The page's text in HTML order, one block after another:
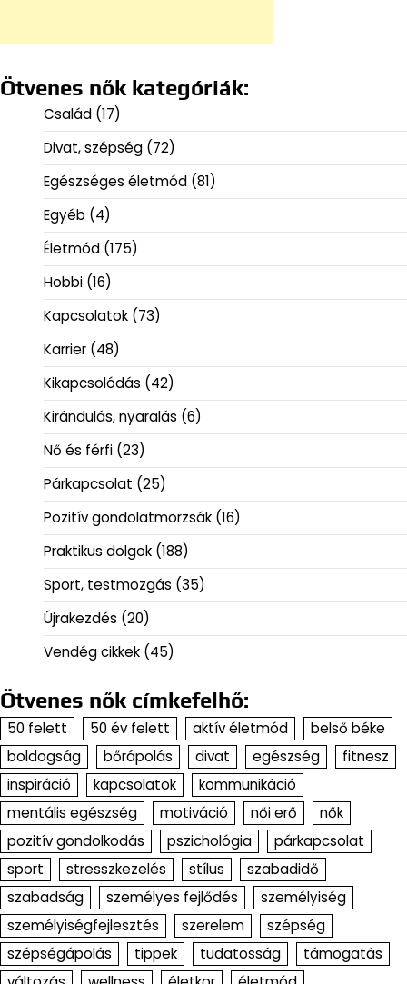
Ötvenes nők kategóriák:
Család (17)
Divat, szépség (72)
Egészséges életmód (81)
Egyéb (4)
Életmód (175)
Hobbi (16)
Kapcsolatok (73)
Karrier (48)
Kikapcsolódás (42)
Kirándulás, nyaralás (6)
Nő és férfi (23)
Párkapcsolat (25)
Pozitív gondolatmorzsák (16)
Praktikus dolgok (188)
Sport, testmozgás (35)
Újrakezdés (20)
Vendég cikkek (45)
Ötvenes nők címkefelhő:
50 felett 50 év felett aktív életmód
belső béke
boldogság
bőrápolás divat egészség
fitnesz
inspiráció
kapcsolatok
kommunikáció
mentális egészség
motiváció női erő
nők
pozitív gondolkodás
pszichológia
párkapcsolat
sport
stresszkezelés stílus
szabadidő
szabadság
személyes fejlődés
személyiség
személyiségfejlesztés
szerelem
szépség
szépségápolás
tippek tudatosság
támogatás